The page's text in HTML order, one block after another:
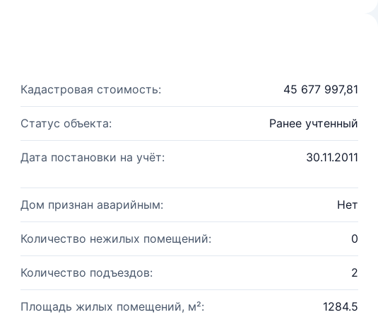
Кадастровая стоимость: 45 677 997,81
Статус объекта: Ранее учтенный
Дата постановки на учёт: 30.11.2011
Дом признан аварийным: Нет
Количество нежилых помещений: 0
Количество подъездов: 2
Площадь жилых помещений, м²: 1284.5